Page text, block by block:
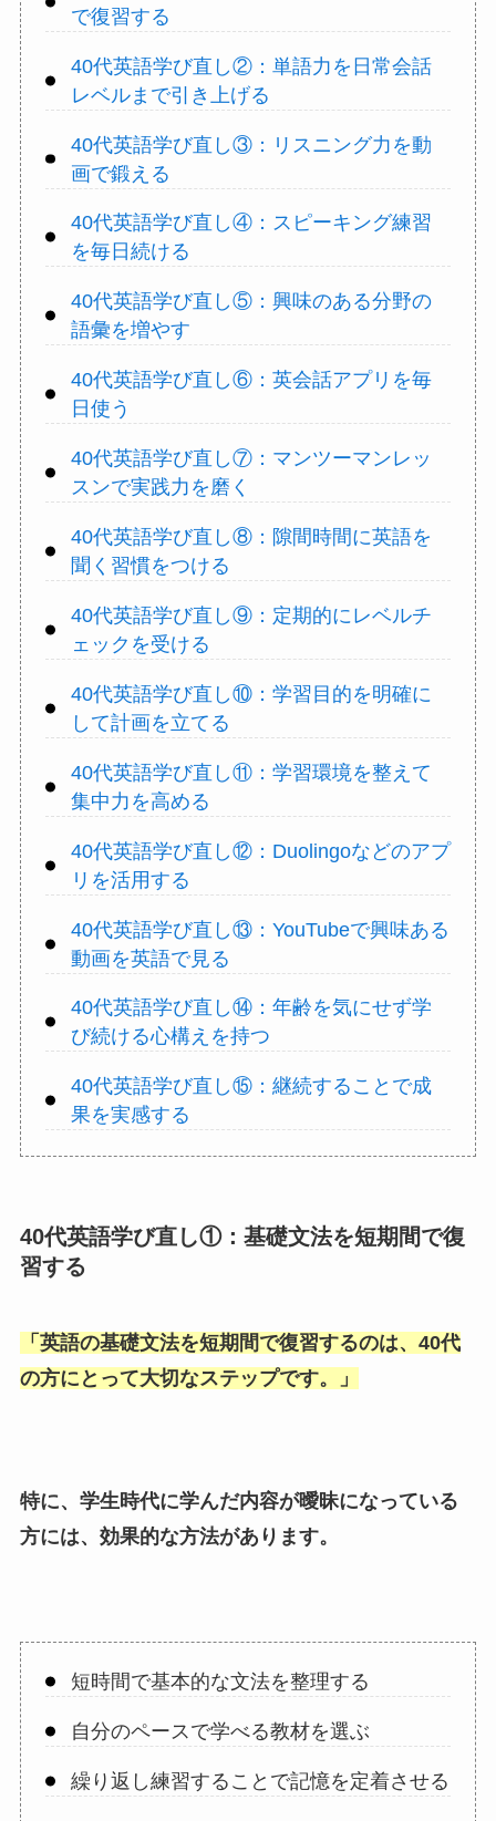
で復習する
40代英語学び直し②：単語力を日常会話
レベルまで引き上げる
40代英語学び直し③：リスニング力を動
画で鍛える
40代英語学び直し④：スピーキング練習
を毎日続ける
40代英語学び直し⑤：興味のある分野の
語彙を増やす
40代英語学び直し⑥：英会話アプリを毎
日使う
40代英語学び直し⑦：マンツーマンレッ
スンで実践力を磨く
40代英語学び直し⑧：隙間時間に英語を
聞く習慣をつける
40代英語学び直し⑨：定期的にレベルチ
ェックを受ける
40代英語学び直し⑩：学習目的を明確に
して計画を立てる
40代英語学び直し⑪：学習環境を整えて
集中力を高める
40代英語学び直し⑫：Duolingoなどのアプ
リを活用する
40代英語学び直し⑬：YouTubeで興味ある
動画を英語で見る
40代英語学び直し⑭：年齢を気にせず学
び続ける心構えを持つ
40代英語学び直し⑮：継続することで成
果を実感する
40代英語学び直し①：基礎文法を短期間で復
習する
「 英語の基礎文法を短期間で復習するのは、40代
の方にとって大切なステップです。
」
特に、学生時代に学んだ内容が曖昧になっている
方には、効果的な方法があります。
短時間で基本的な文法を整理する
自分のペースで学べる教材を選ぶ
繰り返し練習することで記憶を定着させる